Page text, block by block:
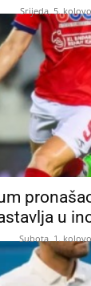
Srijeda, 5.
u
Subota, 1.